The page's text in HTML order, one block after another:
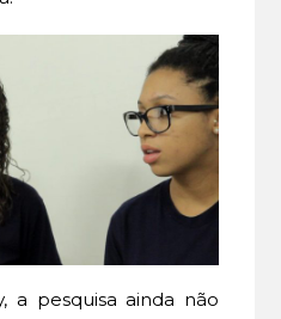
a pesquisa ainda não